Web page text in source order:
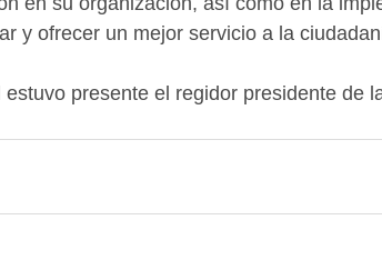
y ofrecer un mejor servicio a la
presente el regidor presidente de